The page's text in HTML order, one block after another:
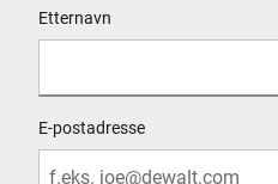
Etternavn
E-postadresse